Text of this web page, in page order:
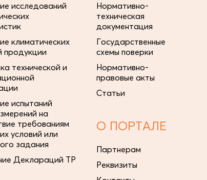
исследований
климатических
продукции
технической и
испытаний
на
требованиям
условий или
задания
Деклараций ТР
Нормативно-
техническая
документация
Государственные
схемы поверки
Нормативно-
правовые акты
Статьи
О ПОРТАЛЕ
Партнерам
Реквизиты